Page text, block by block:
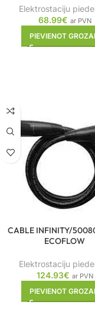
Elektrostaciju
68.99€ ar PVN
PIEVIENOT
CABLE INFINITY/
ECOFLOW
Elektrostaciju
124.93€ ar PVN
PIEVIENOT